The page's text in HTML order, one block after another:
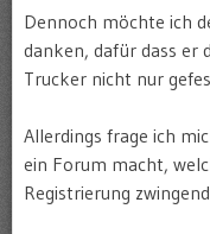
Dennoch möchte ich
danken, dafür dass er
Trucker nicht nur
Allerdings frage ich
ein Forum macht,
Registrierung